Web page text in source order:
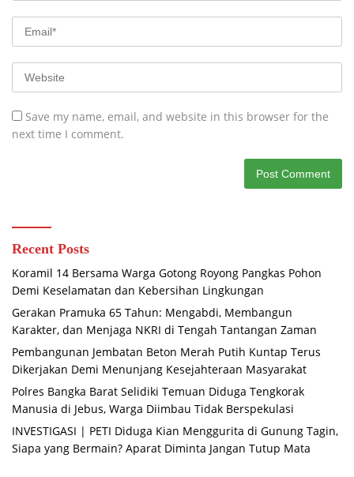
Save my name, email, and website in this browser for the
next time I comment.
Recent Posts
Koramil 14 Bersama Warga Gotong Royong Pangkas Pohon
Demi Keselamatan dan Kebersihan Lingkungan
Gerakan Pramuka 65 Tahun: Mengabdi, Membangun
Karakter, dan Menjaga NKRI di Tengah Tantangan Zaman
Pembangunan Jembatan Beton Merah Putih Kuntap Terus
Dikerjakan Demi Menunjang Kesejahteraan Masyarakat
Polres Bangka Barat Selidiki Temuan Diduga Tengkorak
Manusia di Jebus, Warga Diimbau Tidak Berspekulasi
INVESTIGASI | PETI Diduga Kian Menggurita di Gunung Tagin,
Siapa yang Bermain? Aparat Diminta Jangan Tutup Mata